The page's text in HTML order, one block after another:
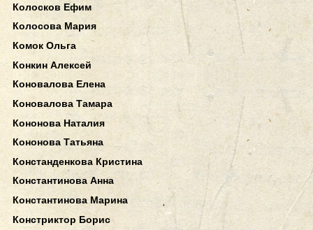
Колосков Ефим
Колосова Мария
Комок Ольга
Конкин Алексей
Коновалова Елена
Коновалова Тамара
Кононова Наталия
Кононова Татьяна
Констанденкова Кристина
Константинова Анна
Константинова Марина
Констриктор Борис